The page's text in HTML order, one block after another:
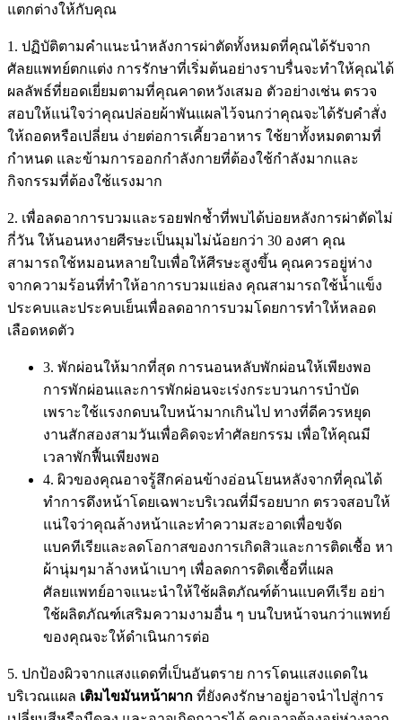
แตกต่างให้กับคุณ
1. ปฏิบัติตามคำแนะนำหลังการผ่าตัดทั้งหมดที่คุณได้รับจาก
ศัลยแพทย์ตกแต่ง การรักษาที่เริ่มต้นอย่างราบรื่นจะทำให้คุณได้
ผลลัพธ์ที่ยอดเยี่ยมตามที่คุณคาดหวังเสมอ ตัวอย่างเช่น ตรวจ
สอบให้แน่ใจว่าคุณปล่อยผ้าพันแผลไว้จนกว่าคุณจะได้รับคำสั่ง
ให้ถอดหรือเปลี่ยน ง่ายต่อการเคี้ยวอาหาร ใช้ยาทั้งหมดตามที่
กำหนด และข้ามการออกกำลังกายที่ต้องใช้กำลังมากและ
กิจกรรมที่ต้องใช้แรงมาก
2. เพื่อลดอาการบวมและรอยฟกช้ำที่พบได้บ่อยหลังการผ่าตัดไม่
กี่วัน ให้นอนหงายศีรษะเป็นมุมไม่น้อยกว่า 30 องศา คุณ
สามารถใช้หมอนหลายใบเพื่อให้ศีรษะสูงขึ้น คุณควรอยู่ห่าง
จากความร้อนที่ทำให้อาการบวมแย่ลง คุณสามารถใช้น้ำแข็ง
ประคบและประคบเย็นเพื่อลดอาการบวมโดยการทำให้หลอด
เลือดหดตัว
3. พักผ่อนให้มากที่สุด การนอนหลับพักผ่อนให้เพียงพอ
การพักผ่อนและการพักผ่อนจะเร่งกระบวนการบำบัด
เพราะใช้แรงกดบนใบหน้ามากเกินไป ทางที่ดีควรหยุด
งานสักสองสามวันเพื่อคิดจะทำศัลยกรรม เพื่อให้คุณมี
เวลาพักฟื้นเพียงพอ
4. ผิวของคุณอาจรู้สึกค่อนข้างอ่อนโยนหลังจากที่คุณได้
ทำการดึงหน้าโดยเฉพาะบริเวณที่มีรอยบาก ตรวจสอบให้
แน่ใจว่าคุณล้างหน้าและทำความสะอาดเพื่อขจัด
แบคทีเรียและลดโอกาสของการเกิดสิวและการติดเชื้อ หา
ผ้านุ่มๆมาล้างหน้าเบาๆ เพื่อลดการติดเชื้อที่แผล
ศัลยแพทย์อาจแนะนำให้ใช้ผลิตภัณฑ์ต้านแบคทีเรีย อย่า
ใช้ผลิตภัณฑ์เสริมความงามอื่น ๆ บนใบหน้าจนกว่าแพทย์
ของคุณจะให้ดำเนินการต่อ
5. ปกป้องผิวจากแสงแดดที่เป็นอันตราย การโดนแสงแดดใน
บริเวณแผล เติมไขมันหน้าผาก ที่ยังคงรักษาอยู่อาจนำไปสู่การ